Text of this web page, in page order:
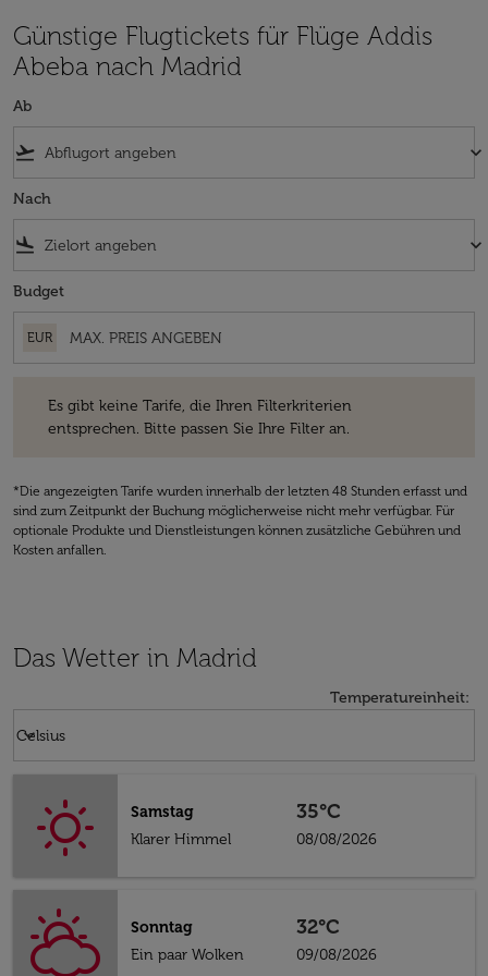
Günstige Flugtickets für Flüge Addis
Abeba nach Madrid
Ab
flight_takeoff keyboard_arrow_down
Nach
flight_land keyboard_arrow_down
Budget
EUR
Es gibt keine Tarife, die Ihren Filterkriterien
entsprechen. Bitte passen Sie Ihre Filter an.
*Die angezeigten Tarife wurden innerhalb der letzten 48 Stunden erfasst und
sind zum Zeitpunkt der Buchung möglicherweise nicht mehr verfügbar. Für
optionale Produkte und Dienstleistungen können zusätzliche Gebühren und
Kosten anfallen.
Das Wetter in Madrid
Temperatureinheit:
Celsius
keyboard_arrow_down
Samstag
Klarer Himmel
35°C
08/08/2026
Sonntag
Ein paar Wolken
32°C
09/08/2026